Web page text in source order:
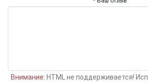
Внимание: HTML не поддерживается!